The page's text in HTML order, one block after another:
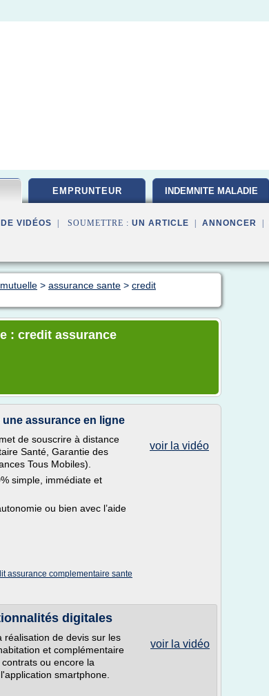
EMPRUNTEUR INDEMNITE MALADIE
VIDÉOS | SOUMETTRE : UN ARTICLE ANNONCER
> assurance sante > credit
: credit assurance
assurance en ligne
voir la vidéo
de souscrire à distance
Santé, Garantie des
Tous Mobiles).
simple, immédiate et
ou bien avec l’aide
assurance complementaire sante
digitales
voir la vidéo
réalisation de devis sur les
et complémentaire
ou encore la
smartphone.